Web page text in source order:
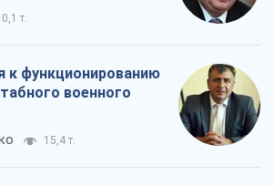
т.
к функционированию
военного
15,4 т.